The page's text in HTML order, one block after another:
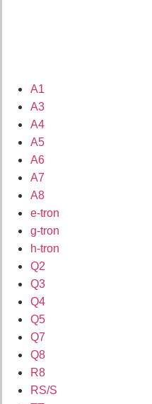
A1
A3
A4
A5
A6
A7
A8
e-tron
g-tron
h-tron
Q2
Q3
Q4
Q5
Q7
Q8
R8
RS/S